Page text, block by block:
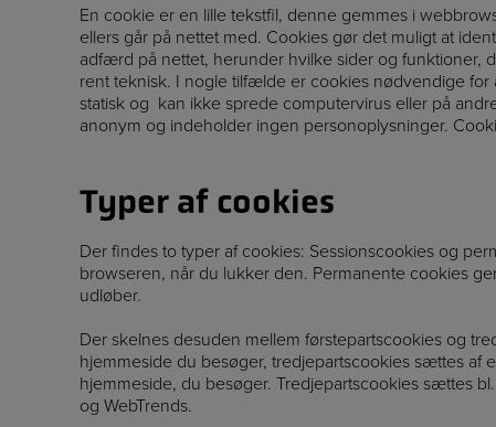
En cookie er en lille tekstfil, denne gemmes i
ellers går på nettet med. Cookies gør det muligt at
adfærd på nettet, herunder hvilke sider og funktioner,
rent teknisk. I nogle tilfælde er cookies nødvendige
statisk og kan ikke sprede computervirus eller på
anonym og indeholder ingen personoplysninger.
Typer af cookies
Der findes to typer af cookies: Sessionscookies og
browseren, når du lukker den. Permanente cookies
udløber.
Der skelnes desuden mellem førstepartscookies og
hjemmeside du besøger, tredjepartscookies sættes af
hjemmeside, du besøger. Tredjepartscookies sættes
og WebTrends.